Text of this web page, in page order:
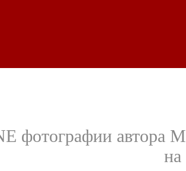
фотографии автора
на